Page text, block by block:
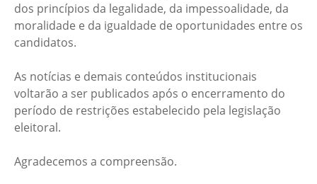
dos princípios da legalidade, da impessoalidade, da
moralidade e da igualdade de oportunidades entre os
candidatos.
As notícias e demais conteúdos institucionais
voltarão a ser publicados após o encerramento do
período de restrições estabelecido pela legislação
eleitoral.
Agradecemos a compreensão.